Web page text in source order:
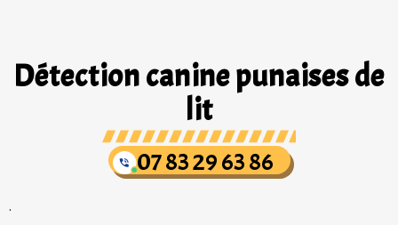
Détection canine punaises de
lit
07 83 29 63 86
.